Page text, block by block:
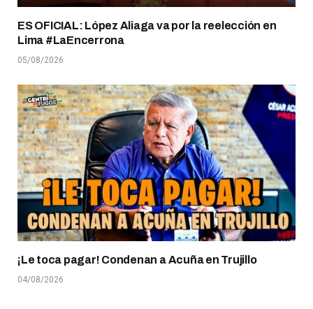
ES OFICIAL: López Aliaga va por la reelección en
Lima #LaEncerrona
05/08/2026
¡Le toca pagar! Condenan a Acuña en Trujillo
04/08/2026